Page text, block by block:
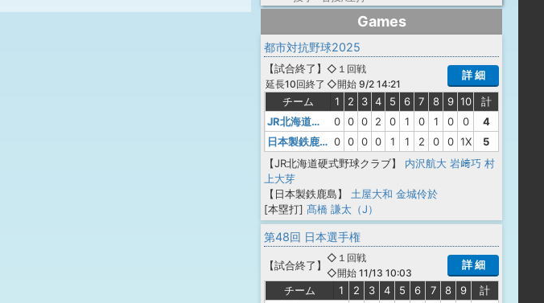
Games
都市対抗野球2025
【試合終了 】
延長10回終了
◇１回戦
◇開始 9/2 14:21
詳 細
チーム 1 2 3 4 5 6 7 8 9 10
計
JR北海道硬式野球クラブ
0 0 0 2 0 1 0 1 0 0
4
日本製鉄鹿島 0 0 0 0 1 1 2 0 0 1X
5
【JR北海道硬式野球クラブ】
内沢航大 岩﨑巧 村
上大芽
【日本製鉄鹿島】
土屋大和 金城伶於
[本塁打] 髙橋 謙太（J）
第48回 日本選手権
【試合終了 】
◇１回戦
◇開始 11/13 10:03
詳 細
チーム 1 2 3 4 5 6 7 8 9
計